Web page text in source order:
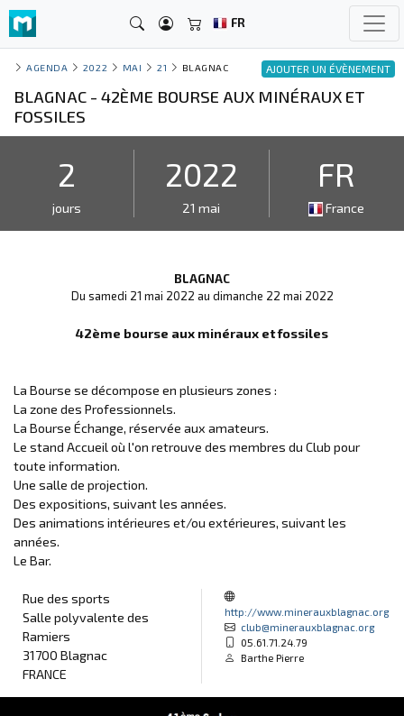
FR
AJOUTER UN ÉVÈNEMENT
AGENDA 2022 MAI 21 BLAGNAC
BLAGNAC - 42ÈME BOURSE AUX MINÉRAUX ET
FOSSILES
2
jours
2022
21 mai
FR
France
BLAGNAC
Du samedi 21 mai 2022 au dimanche 22 mai 2022
42ème bourse aux minéraux et fossiles
La Bourse se décompose en plusieurs zones :
La zone des Professionnels.
La Bourse Échange, réservée aux amateurs.
Le stand Accueil où l'on retrouve des membres du Club pour
toute information.
Une salle de projection.
Des expositions, suivant les années.
Des animations intérieures et/ou extérieures, suivant les
années.
Le Bar.
Rue des sports
Salle polyvalente des
Ramiers
31700 Blagnac
FRANCE
http://www.minerauxblagnac.org
club@minerauxblagnac.org
05.61.71.24.79
Barthe Pierre